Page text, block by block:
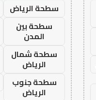
سطحة الرياض
سطحة بين
المدن
سطحة شمال
الرياض
سطحة جنوب
الرياض